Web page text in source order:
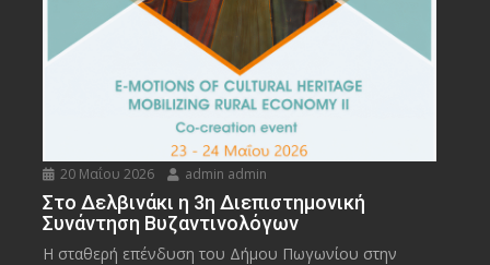
20 Μαΐου 2026 admin admin
Στο Δελβινάκι η 3η Διεπιστημονική
Συνάντηση Βυζαντινολόγων
Η σταθερή επένδυση του Δήμου Πωγωνίου στην